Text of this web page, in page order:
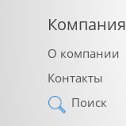
Компания
О компании
Контакты
Поиск